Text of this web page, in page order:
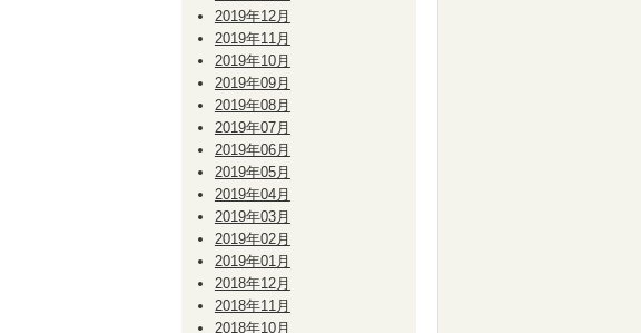
2019年12月
2019年11月
2019年10月
2019年09月
2019年08月
2019年07月
2019年06月
2019年05月
2019年04月
2019年03月
2019年02月
2019年01月
2018年12月
2018年11月
2018年10月